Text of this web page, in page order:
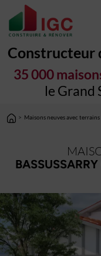
Constructeur
35 000
le Grand
> Maisons neuves avec terrains